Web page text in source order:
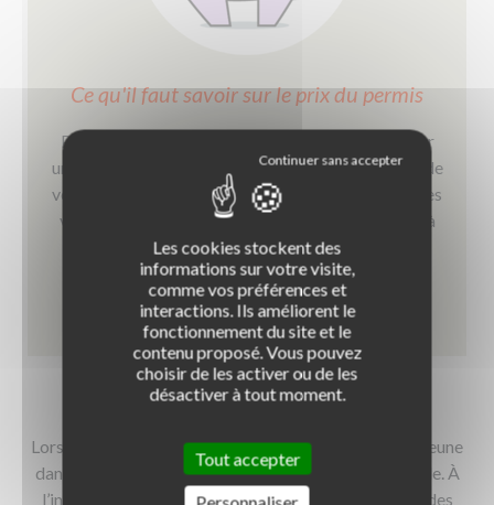
Ce qu'il faut savoir sur le prix du permis
Pour obtenir votre permis, vous devrez débourser
une somme assez importante. Difficile cependant de
vous indiquer un montant précis. Certaines variables
vous donneront une idée assez proche du budget à
prévoir.
EN SAVOIR +
Lors de ce choix, 61 % des familles accompagnent le jeune
dans ses démarches pour l’inscription à une auto-école. À
l’inverse, 33 % des jeunes s’en occupent seuls et 4 % des
Les cookies stockent des
informations sur votre visite,
comme vos préférences et
interactions. Ils améliorent le
fonctionnement du site et le
contenu proposé. Vous pouvez
choisir de les activer ou de les
désactiver à tout moment.
Tout accepter